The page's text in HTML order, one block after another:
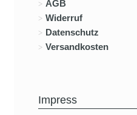
AGB
Widerruf
Datenschutz
Versandkosten
Impress